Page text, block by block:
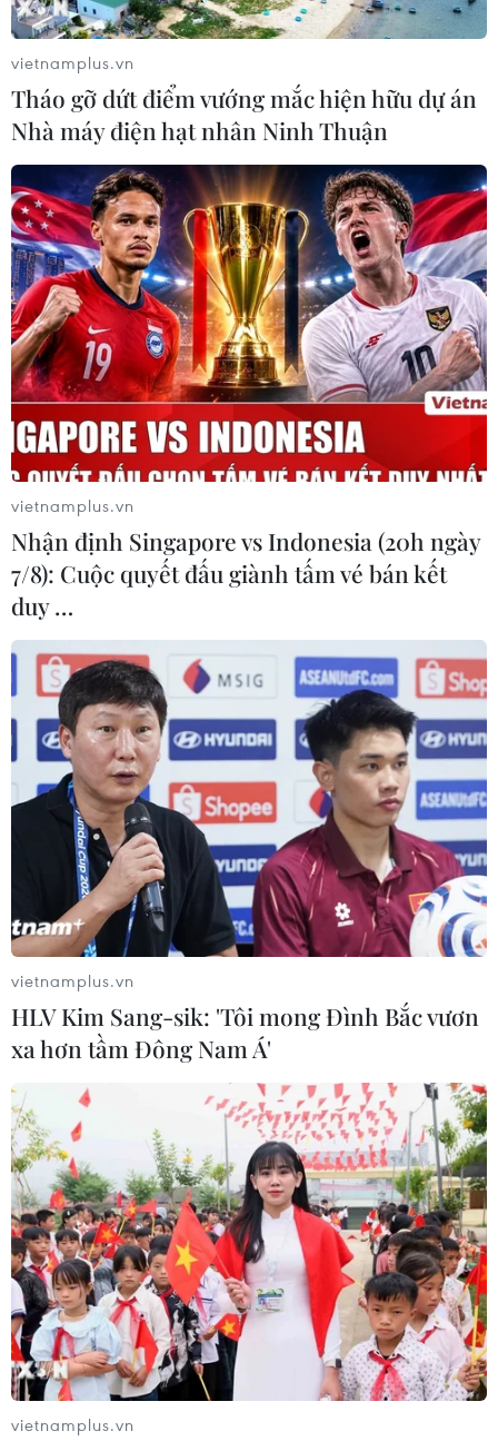
Việt Nam quảng bá nông sản tại Hội chợ
thực phẩm thế giới ở Ấn Độ
28/09/2018 07:20
Một số doanh nghiệp thực phẩm của Việt Nam đã trao
đổi và hướng tới ký kết một số bản ghi nhớ hợp tác với
đối tác Ấn Độ trong lĩnh vực phân phối, làm đại lý độc
quyền hàng Việt Nam tại Ấn Độ.
Đặc sắc gian hàng Việt Nam tại hội chợ
thực phẩm quốc tế Ukraine
14/12/2018 22:00
Nhiều loại sản phẩm nông sản của Việt Nam từ lâu đã
được khách hàng Ukraine ưa chuộng như chè, hạt điều,
hạt tiêu, cà phê, chè, gạo, thủy sản và các loại thực
phẩm chế biến khác.
Việt Nam dự Hội chợ càphê, ẩm thực và
nhà hàng quốc tế ở Singapore
vietnamplus.vn
Tháo gỡ dứt điểm vướng mắc hiện hữu dự án
Nhà máy điện hạt nhân Ninh Thuận
vietnamplus.vn
Nhận định Singapore vs Indonesia (20h ngày
7/8): Cuộc quyết đấu giành tấm vé bán kết
duy …
vietnamplus.vn
HLV Kim Sang-sik: 'Tôi mong Đình Bắc vươn
xa hơn tầm Đông Nam Á'
vietnamplus.vn